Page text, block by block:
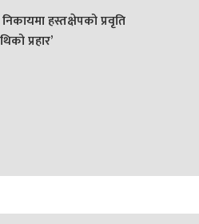
हस्तक्षेपको प्रवृति
प्रहार’